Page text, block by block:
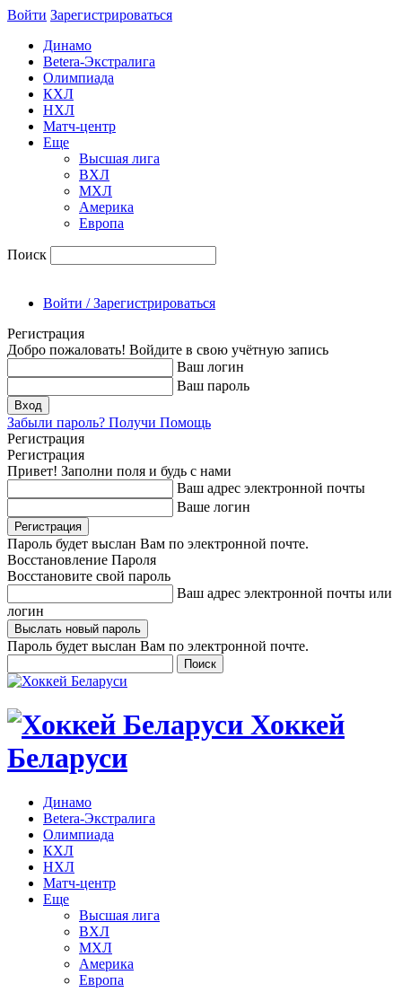
Войти Зарегиcтрироваться
Динамо
Betera-Экстралига
Олимпиада
КХЛ
НХЛ
Матч-центр
Еще
Высшая лига
ВХЛ
МХЛ
Америка
Европа
Поиск
Войти / Зарегистрироваться
Регистрация
Добро пожаловать! Войдите в свою учётную запись
Ваш логин
Ваш пароль
Забыли пароль? Получи Помощь
Регистрация
Регистрация
Привет! Заполни поля и будь с нами
Ваш адрес электронной почты
Ваше логин
Пароль будет выслан Вам по электронной почте.
Восстановление Пароля
Восстановите свой пароль
Ваш адрес электронной почты или
логин
Пароль будет выслан Вам по электронной почте.
Хоккей
Беларуси
Динамо
Betera-Экстралига
Олимпиада
КХЛ
НХЛ
Матч-центр
Еще
Высшая лига
ВХЛ
МХЛ
Америка
Европа